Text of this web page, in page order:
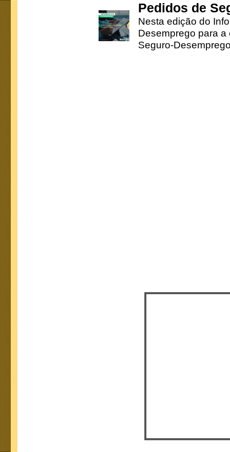
Pedidos de
Nesta edição do
Desemprego para
Seguro-